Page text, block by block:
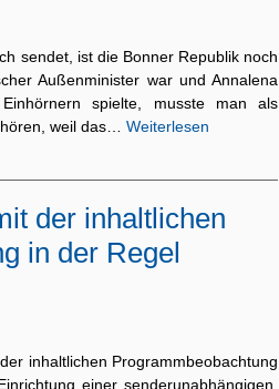
sendet, ist die Bonner Republik noch
Außenminister war und Annalena
spielte, musste man als
weil das… Weiterlesen
der inhaltlichen
in der Regel
inhaltlichen Programmbeobachtung
einer senderunabhängigen,